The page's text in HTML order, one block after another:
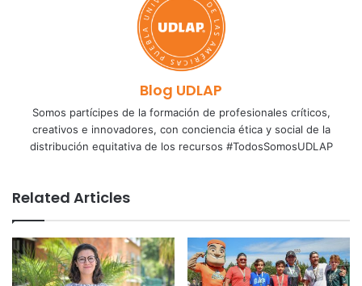
Blog UDLAP
Somos partícipes de la formación de profesionales críticos,
creativos e innovadores, con conciencia ética y social de la
distribución equitativa de los recursos #TodosSomosUDLAP
Related Articles